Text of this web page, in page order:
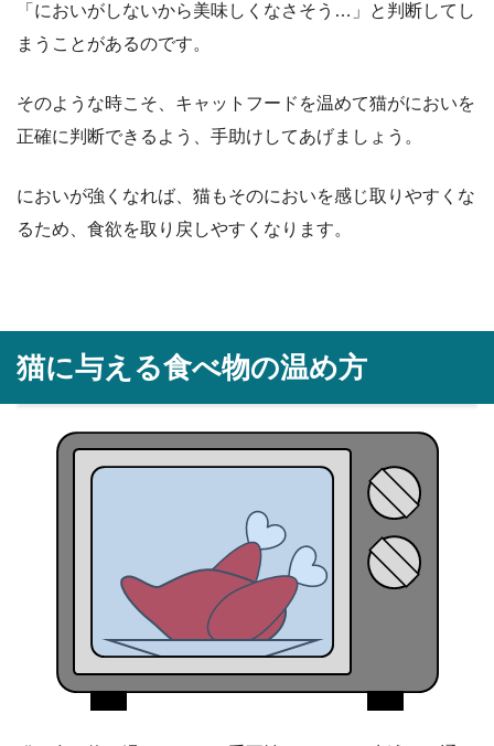
「においがしないから美味しくなさそう…」と判断してし
まうことがあるのです。
そのような時こそ、キャットフードを温めて猫がにおいを
正確に判断できるよう、手助けしてあげましょう。
においが強くなれば、猫もそのにおいを感じ取りやすくな
るため、食欲を取り戻しやすくなります。
猫に与える食べ物の温め方